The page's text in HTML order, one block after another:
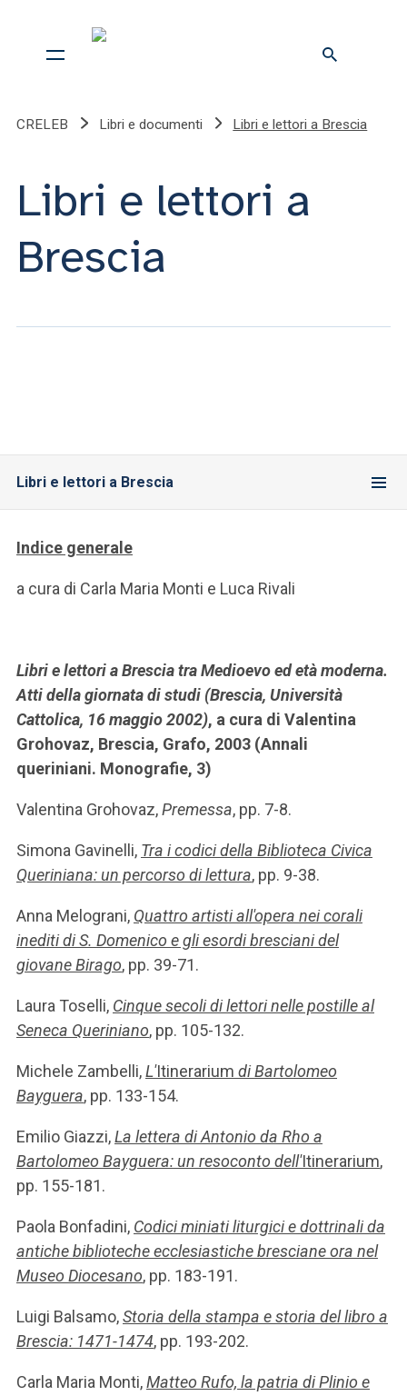
CRELEB Libri e documenti Libri e lettori a Brescia
Libri e lettori a
Brescia
Libri e lettori a Brescia
Indice generale
a cura di Carla Maria Monti e Luca Rivali
Libri e lettori a Brescia tra Medioevo ed età moderna.
Atti della giornata di studi (Brescia, Università
Cattolica, 16 maggio 2002), a cura di Valentina
Grohovaz, Brescia, Grafo, 2003 (Annali
queriniani. Monografie, 3)
Valentina Grohovaz,Premessa, pp. 7-8.
Simona Gavinelli, Tra i codici della Biblioteca Civica
Queriniana: un percorso di lettura, pp. 9-38.
Anna Melograni, Quattro artisti all'opera nei corali
inediti di S. Domenico e gli esordi bresciani del
giovane Birago, pp. 39-71.
Laura Toselli, Cinque secoli di lettori nelle postille al
Seneca Queriniano, pp. 105-132.
Michele Zambelli,L'Itinerarium di Bartolomeo
Bayguera, pp. 133-154.
Emilio Giazzi,La lettera di Antonio da Rho a
Bartolomeo Bayguera: un resoconto dell'Itinerarium,
pp. 155-181.
Paola Bonfadini, Codici miniati liturgici e dottrinali da
antiche biblioteche ecclesiastiche bresciane ora nel
Museo Diocesano, pp. 183-191.
Luigi Balsamo,Storia della stampa e storia del libro a
Brescia: 1471-1474, pp. 193-202.
Carla Maria Monti,Matteo Rufo, la patria di Plinio e